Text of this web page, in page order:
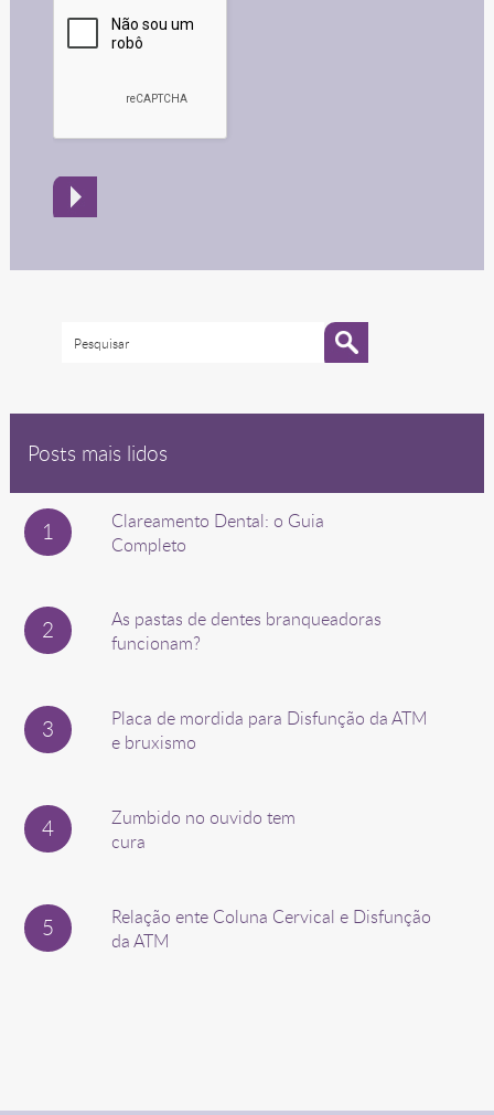
Posts mais lidos
Clareamento Dental: o Guia
Completo
As pastas de dentes branqueadoras
funcionam?
Placa de mordida para Disfunção da ATM
e bruxismo
Zumbido no ouvido tem
cura
Relação ente Coluna Cervical e Disfunção
da ATM